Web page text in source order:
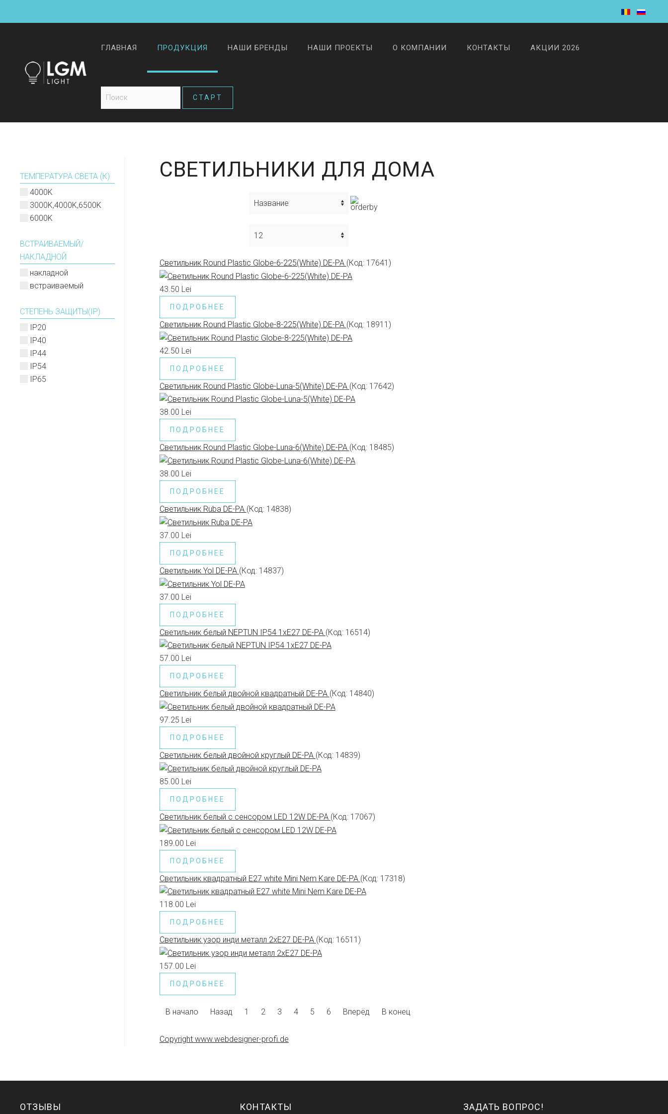
ГЛАВНАЯ ПРОДУКЦИЯ НАШИ БРЕНДЫ НАШИ ПРОЕКТЫ О КОМПАНИИ КОНТАКТЫ АКЦИИ 2026
СВЕТИЛЬНИКИ ДЛЯ ДОМА
Светильник Round Plastic Globe-6-225(White) DE-PA (Код: 17641 )
43.50 Lei
ПОДРОБНЕЕ
Светильник Round Plastic Globe-8-225(White) DE-PA (Код: 18911 )
42.50 Lei
ПОДРОБНЕЕ
Светильник Round Plastic Globe-Luna-5(White) DE-PA (Код: 17642)
38.00 Lei
ПОДРОБНЕЕ
Светильник Round Plastic Globe-Luna-6(White) DE-PA (Код: 18485)
38.00 Lei
ПОДРОБНЕЕ
Светильник Ruba DE-PA (Код: 14838)
37.00 Lei
ПОДРОБНЕЕ
Светильник Yol DE-PA (Код: 14837)
37.00 Lei
ПОДРОБНЕЕ
Светильник белый NEPTUN IP54 1xE27 DE-PA (Код: 16514)
57.00 Lei
ПОДРОБНЕЕ
Светильник белый двойной квадратный DE-PA (Код: 14840)
97.25 Lei
ПОДРОБНЕЕ
Светильник белый двойной круглый DE-PA (Код: 14839)
85.00 Lei
ПОДРОБНЕЕ
Светильник белый с сенсором LED 12W DE-PA (Код: 17067)
189.00 Lei
ПОДРОБНЕЕ
Светильник квадратный E27 white Mini Nem Kare DE-PA (Код: 17318)
118.00 Lei
ПОДРОБНЕЕ
Светильник узор инди металл 2xE27 DE-PA (Код: 16511 )
157.00 Lei
ПОДРОБНЕЕ
В начало Назад 1 2 3 4 5 6 Вперёд В конец
Copyright www.webdesigner-profi.de
ТЕМПЕРАТУРА СВЕТА (К)
4000K
3000K,4000K,6500K
6000K
ВСТРАИВАЕМЫЙ/
НАКЛАДНОЙ
накладной
встраиваемый
СТЕПЕНЬ ЗАЩИТЫ(IP)
IP20
IP40
IP44
IP54
IP65
ОТЗЫВЫ КОНТАКТЫ ЗАДАТЬ ВОПРОС!